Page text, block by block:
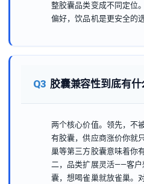
整胶囊品类变成不同定位
偏好，饮品机是更安全的选
Q3 胶囊兼容性到底有什
两个核心价值。领先，不
有胶囊，供应商涨价你就
巢等第三方胶囊意味着你
二，品类扩展灵活——客户
囊，想喝雀巢就放雀巢。